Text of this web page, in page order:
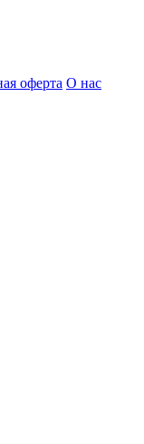
оферта О нас